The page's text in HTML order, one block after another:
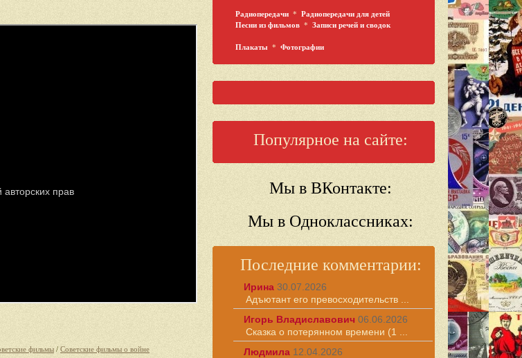
фильмы / Советские фильмы о войне
Радиопередачи * Радиопередачи для детей
Песни из фильмов * Записи речей и сводок
Плакаты * Фотографии
Популярное на сайте:
Мы в ВКонтакте:
Мы в Одноклассниках:
Последние комментарии:
Ирина 30.07.2026
Адъютант его превосходительств ...
Игорь Владиславович 06.06.2026
Сказка о потерянном времени (1 ...
Людмила 12.04.2026